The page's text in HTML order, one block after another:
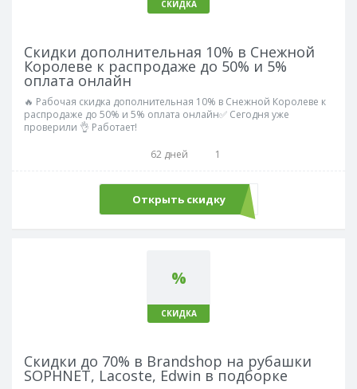
СКИДКА
Скидки дополнительная 10% в Снежной
Королеве к распродаже до 50% и 5%
оплата онлайн
🔥 Рабочая скидка дополнительная 10% в Снежной Королеве к
распродаже до 50% и 5% оплата онлайн✅ Сегодня уже
проверили 👌 Работает!
62 дней
1
Открыть скидку
%
СКИДКА
Скидки до 70% в Brandshop на рубашки
SOPHNET, Lacoste, Edwin в подборке